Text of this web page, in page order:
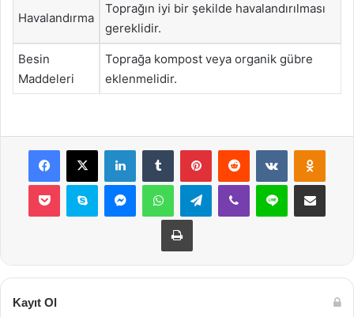
Havalandırma
Toprağın iyi bir şekilde havalandırılması
gereklidir.
Besin
Maddeleri
Toprağa kompost veya organik gübre
eklenmelidir.
Facebook
X LinkedInTumblr PinterestReddit VKontakte
Pocket Skype MessengerWhatsAppTelegramViber Line E-Posta ile
Yazdır
Kayıt Ol